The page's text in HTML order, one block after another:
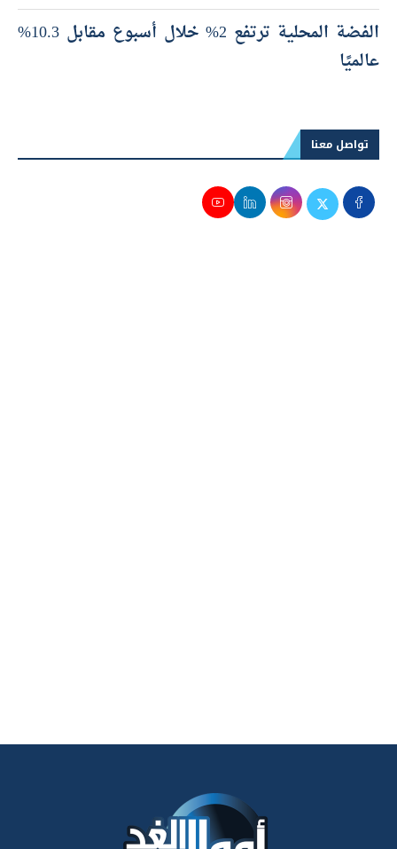
الفضة المحلية ترتفع 2% خلال أسبوع مقابل 10.3%
عالميًا
تواصل معنا